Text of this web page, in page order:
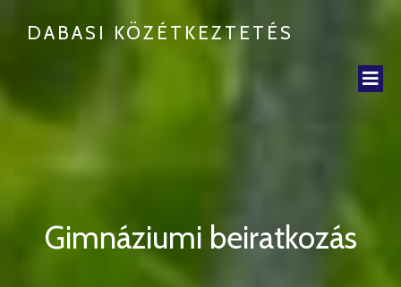
DABASI KÖZÉTKEZTETÉS
Gimnáziumi beiratkozás